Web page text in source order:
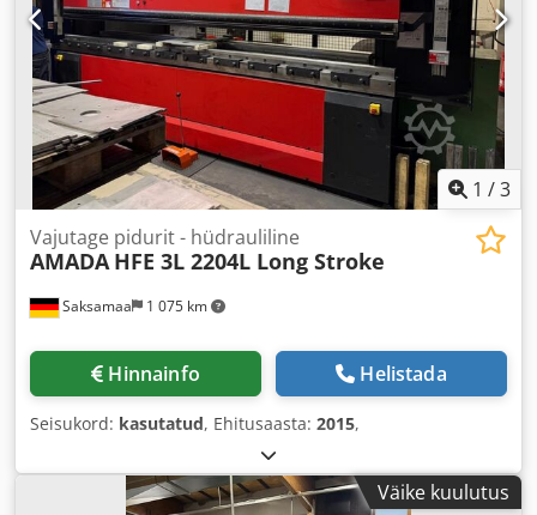
1 /3
Saksamaa 1 075 km
Vajutage pidurit - hüdrauliline
AMADA HFE 3L 2204L Long Stroke
Hinnainfo Helistada
Seisukord: kasutatud, Ehitusaasta: 2015,
Väike kuulutus